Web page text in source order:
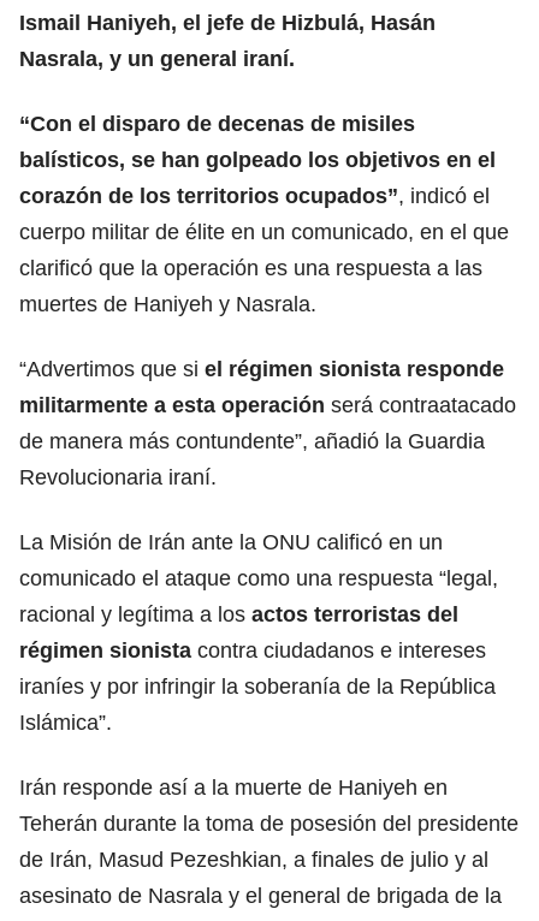
Ismail Haniyeh, el jefe de Hizbulá, Hasán
Nasrala, y un general iraní.
“Con el disparo de decenas de misiles
balísticos, se han golpeado los objetivos en el
corazón de los territorios ocupados”, indicó el
cuerpo militar de élite en un comunicado, en el que
clarificó que la operación es una respuesta a las
muertes de Haniyeh y Nasrala.
“Advertimos que si el régimen sionista responde
militarmente a esta operación será contraatacado
de manera más contundente”, añadió la Guardia
Revolucionaria iraní.
La Misión de Irán ante la ONU calificó en un
comunicado el ataque como una respuesta “legal,
racional y legítima a los actos terroristas del
régimen sionista contra ciudadanos e intereses
iraníes y por infringir la soberanía de la República
Islámica”.
Irán responde así a la muerte de Haniyeh en
Teherán durante la toma de posesión del presidente
de Irán, Masud Pezeshkian, a finales de julio y al
asesinato de Nasrala y el general de brigada de la